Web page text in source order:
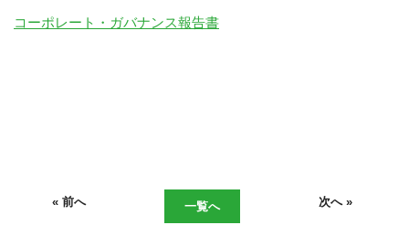
コーポレート・ガバナンス報告書
« 前へ 一覧へ 次へ »